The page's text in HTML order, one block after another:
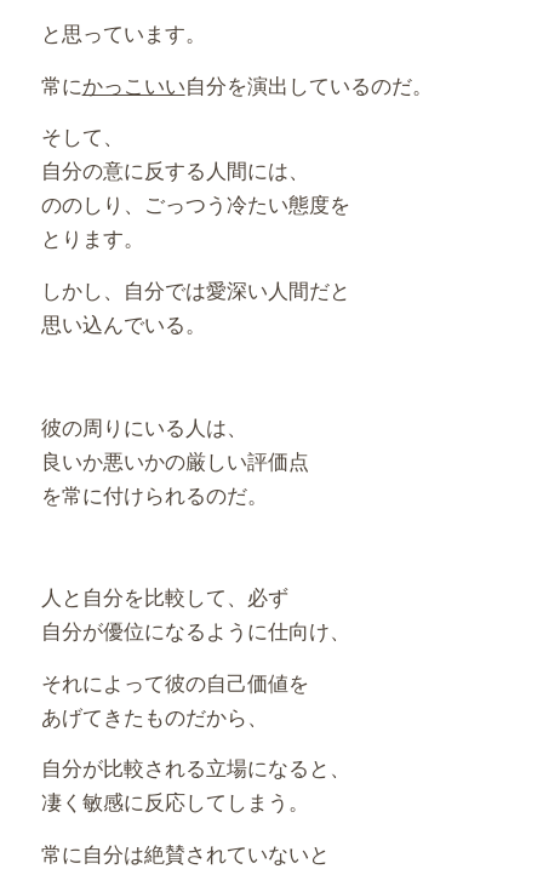
と思っています。
常にかっこいい自分を演出しているのだ。
そして、
自分の意に反する人間には、
ののしり、ごっつう冷たい態度を
とります。
しかし、自分では愛深い人間だと
思い込んでいる。
彼の周りにいる人は、
良いか悪いかの厳しい評価点
を常に付けられるのだ。
人と自分を比較して、必ず
自分が優位になるように仕向け、
それによって彼の自己価値を
あげてきたものだから、
自分が比較される立場になると、
凄く敏感に反応してしまう。
常に自分は絶賛されていないと